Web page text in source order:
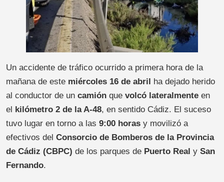
Un accidente de tráfico ocurrido a primera hora de la
mañana de este miércoles 16 de abril ha dejado herido
al conductor de un camión que volcó lateralmente en
el kilómetro 2 de la A-48, en sentido Cádiz. El suceso
tuvo lugar en torno a las 9:00 horas y movilizó a
efectivos del Consorcio de Bomberos de la Provincia
de Cádiz (CBPC) de los parques de Puerto Real y San
Fernando.